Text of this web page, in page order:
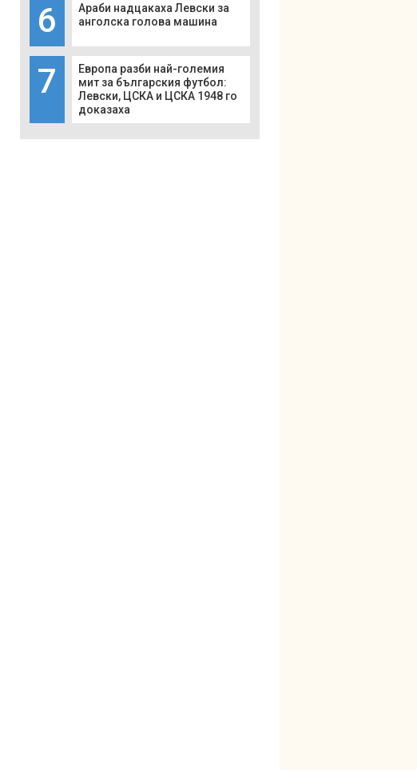
6
Араби надцакаха Левски за
анголска голова машина
7
Европа разби най-големия
мит за българския футбол:
Левски, ЦСКА и ЦСКА 1948 го
доказаха